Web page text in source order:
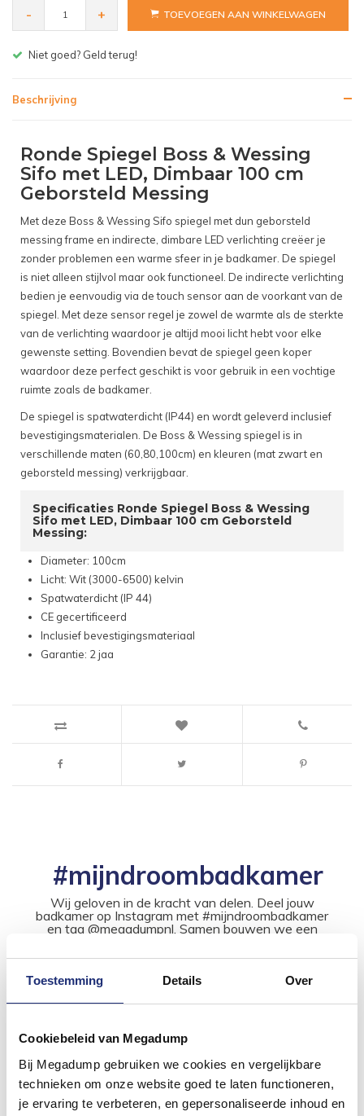
Toestemming Details Over
Cookiebeleid van Megadump
Bij Megadump gebruiken we cookies en vergelijkbare
technieken om onze website goed te laten functioneren,
je ervaring te verbeteren, en gepersonaliseerde inhoud en
- + TOEVOEGEN AAN WINKELWAGEN
Gratis bezorgen v.a. € 150,- (NL)
Beschrijving
Ronde Spiegel Boss & Wessing
Sifo met LED, Dimbaar 100 cm
Geborsteld Messing
Met deze Boss & Wessing Sifo spiegel met dun geborsteld
messing frame en indirecte, dimbare LED verlichting creëer je
zonder problemen een warme sfeer in je badkamer. De spiegel
is niet alleen stijlvol maar ook functioneel. De indirecte verlichting
bedien je eenvoudig via de touch sensor aan de voorkant van de
spiegel. Met deze sensor regel je zowel de warmte als de sterkte
van de verlichting waardoor je altijd mooi licht hebt voor elke
gewenste setting. Bovendien bevat de spiegel geen koper
waardoor deze perfect geschikt is voor gebruik in een vochtige
ruimte zoals de badkamer.
De spiegel is spatwaterdicht (IP44) en wordt geleverd inclusief
bevestigingsmaterialen. De Boss & Wessing spiegel is in
verschillende maten (60,80,100cm) en kleuren (mat zwart en
geborsteld messing) verkrijgbaar.
Specificaties Ronde Spiegel Boss & Wessing
Sifo met LED, Dimbaar 100 cm Geborsteld
Messing:
Diameter: 100cm
Licht: Wit (3000-6500) kelvin
Spatwaterdicht (IP 44)
CE gecertificeerd
Inclusief bevestigingsmateriaal
Garantie: 2 jaa
#mijndroombadkamer
Wij geloven in de kracht van delen. Deel jouw
badkamer op Instagram met #mijndroombadkamer
en tag @megadumpnl. Samen bouwen we een
badkamerstijlen. Doe je mee?